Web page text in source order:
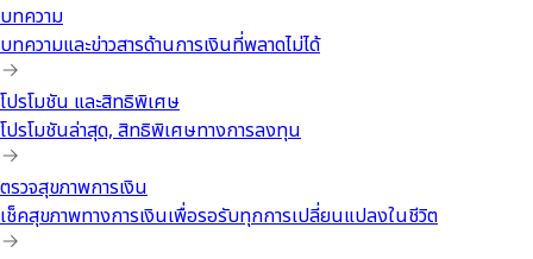
บทความ
บทความและข่าวสารด้านการเงินที่พลาดไม่ได้
โปรโมชัน และสิทธิพิเศษ
โปรโมชันล่าสุด, สิทธิพิเศษทางการลงทุน
ตรวจสุขภาพการเงิน
เช็คสุขภาพทางการเงินเพื่อรอรับทุกการเปลี่ยนแปลงในชีวิต